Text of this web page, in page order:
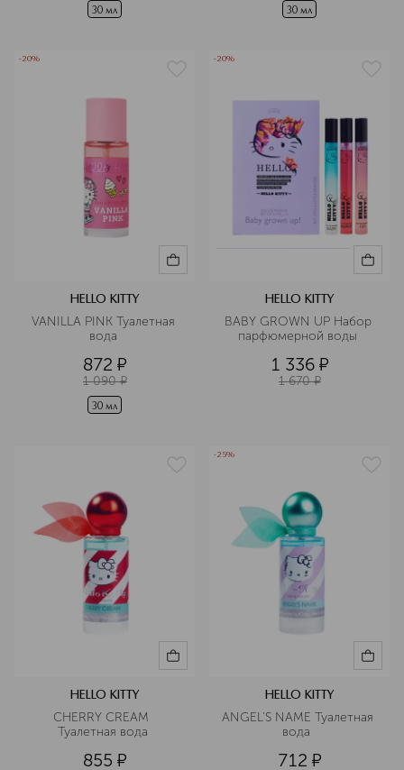
30 мл 30 мл
-20%
HELLO KITTY
VANILLA PINK Туалетная
872 ¤
1 090 ¤
30 мл
-20%
HELLO KITTY
BABY GROWN UP Набор
1 336 ¤
1 670 ¤
HELLO KITTY
CHERRY CREAM
855 ¤
-25%
HELLO KITTY
ANGEL'S NAME Туалетная
712 ¤